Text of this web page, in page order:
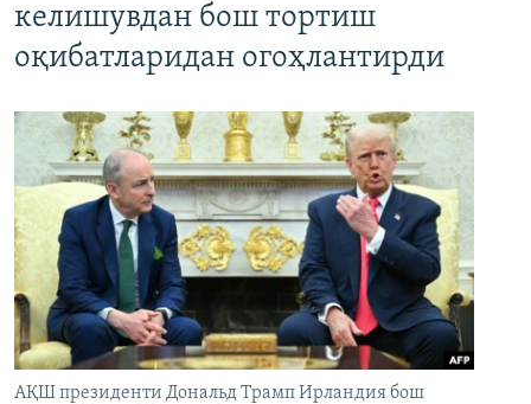
келишувдан бош тортиш
оқибатларидан огоҳлантирди
АҚШ президенти Дональд Трамп Ирландия бош